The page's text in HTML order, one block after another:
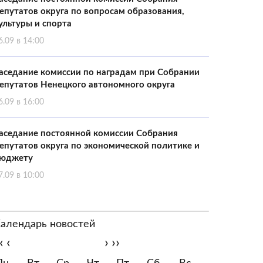
округа по вопросам образования,
и спорта
в 14:00
комиссии по наградам при Собрании
Ненецкого автономного округа
в 16:00
постоянной комиссии Собрания
округа по экономической политике и
в 10:00
новостей
‹ › ››